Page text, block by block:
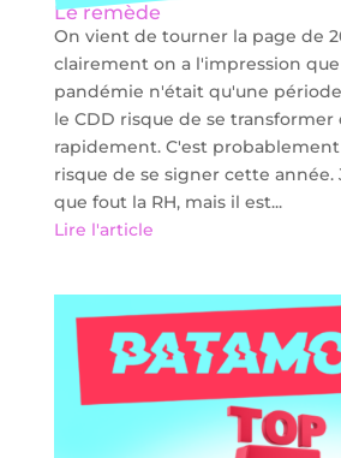
Le remède
On vient de tourner la page de
clairement on a l'impression
pandémie n'était qu'une
le CDD risque de se transformer
rapidement. C'est probablement
risque de se signer cette année.
que fout la RH, mais il est...
Lire l'article